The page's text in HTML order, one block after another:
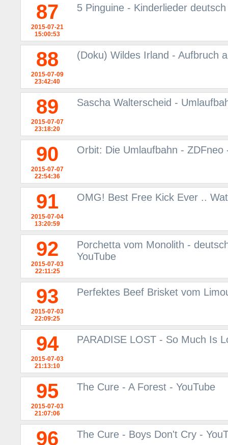
87
2015-07-21
15:00:53
5 Pinguine - Kinderlieder
88
2015-07-09
23:42:40
(Doku) Wildes Irland - Aufbruch
89
2015-07-07
23:18:20
Sascha Walterscheid -
90
2015-07-07
22:54:36
Orbit: Die Umlaufbahn - ZDFneo
91
2015-07-04
13:20:59
OMG! Best Free Kick Ever ..
92
2015-07-03
22:11:25
Porchetta vom Monolith -
YouTube
93
2015-07-03
22:09:25
Perfektes Beef Brisket vom
94
2015-07-03
21:13:10
PARADISE LOST - So Much Is
95
2015-07-03
21:07:06
The Cure - A Forest - YouTube
96 The Cure - Boys Don't Cry -